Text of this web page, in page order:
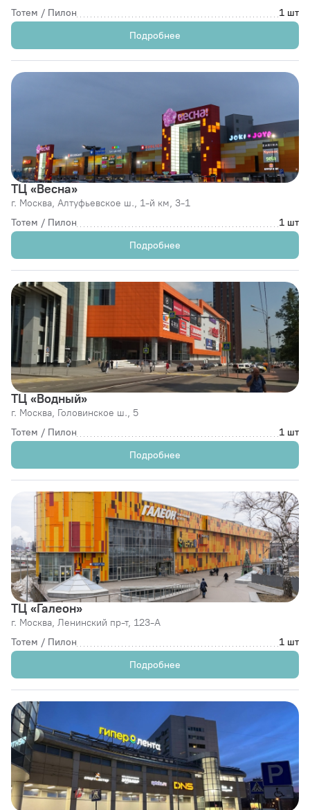
Тотем / Пилон
1 шт
Подробнее
ТЦ «Весна»
г. Москва, Алтуфьевское ш., 1-й км, 3-1
Тотем / Пилон
1 шт
Подробнее
ТЦ «Водный»
г. Москва, Головинское ш., 5
Тотем / Пилон
1 шт
Подробнее
ТЦ «Галеон»
г. Москва, Ленинский пр-т, 123-А
Тотем / Пилон
1 шт
Подробнее